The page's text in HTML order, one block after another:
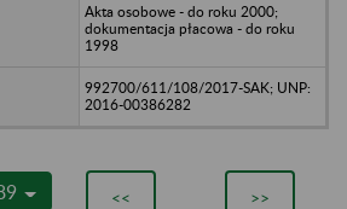
Akta osobowe - do roku 2000;
dokumentacja płacowa - do roku
1998
992700/611/108/2017-SAK; UNP:
2016-00386282
<< >>